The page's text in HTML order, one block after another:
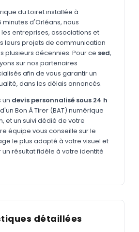
du Loiret installée à
minutes d'Orléans, nous
entreprises, associations et
leurs projets de communication
plusieurs décennies. Pour ce sed,
sur nos partenaires
afin de vous garantir un
dans les délais annoncés.
un devis personnalisé sous 24 h
Bon À Tirer (BAT) numérique
et un suivi dédié de votre
équipe vous conseille sur le
le plus adapté à votre visuel et
résultat fidèle à votre identité
détaillées